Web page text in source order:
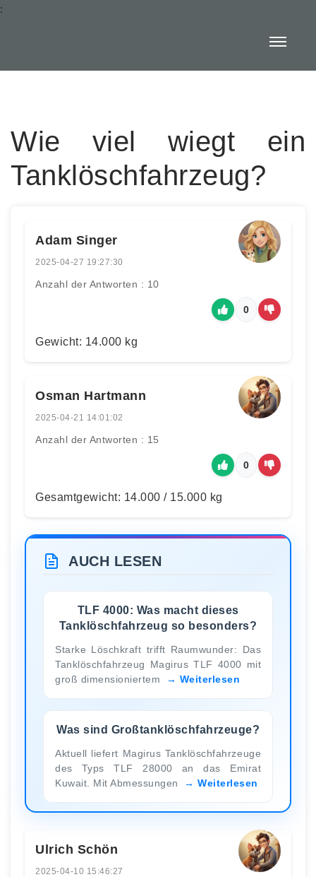
:
Wie viel wiegt ein
Tanklöschfahrzeug?
Adam Singer
2025-04-27 19:27:30
Anzahl der Antworten : 10
0
Gewicht: 14.000 kg
Osman Hartmann
2025-04-21 14:01:02
Anzahl der Antworten : 15
0
Gesamtgewicht: 14.000 / 15.000 kg
AUCH LESEN
TLF 4000: Was macht dieses
Tanklöschfahrzeug so besonders?
Starke Löschkraft trifft Raumwunder: Das
Tanklöschfahrzeug Magirus TLF 4000 mit
groß dimensioniertem
Weiterlesen
Was sind Großtanklöschfahrzeuge?
Aktuell liefert Magirus Tanklöschfahrzeuge
des Typs TLF 28000 an das Emirat
Kuwait. Mit Abmessungen
Weiterlesen
Ulrich Schön
2025-04-10 15:46:27